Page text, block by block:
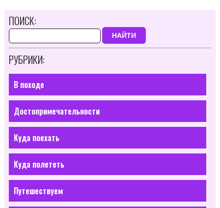
ПОИСК:
НАЙТИ
РУБРИКИ:
В походе
Достопримечательности
Куда поехать
Куда полететь
Путешествуем